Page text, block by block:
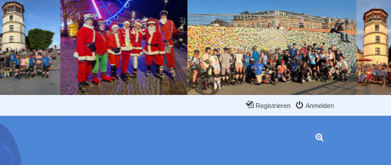
Anmelden
Registrieren